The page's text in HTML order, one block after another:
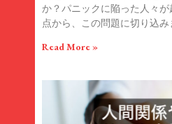
か？パニックに陥った人々
点から、この問題に切り込み
Read More »